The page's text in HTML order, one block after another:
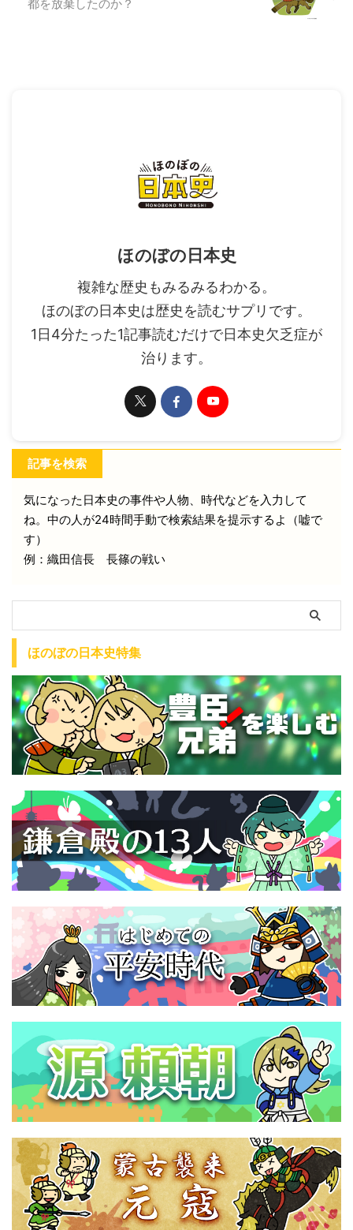
都を放棄したのか？
ほのぼの日本史
複雑な歴史もみるみるわかる。
ほのぼの日本史は歴史を読むサプリです。
1日4分たった1記事読むだけで日本史欠乏症が
治ります。
記事を検索
気になった日本史の事件や人物、時代などを入力して
ね。中の人が24時間手動で検索結果を提示するよ（嘘で
す）
例：織田信長 長篠の戦い
ほのぼの日本史特集